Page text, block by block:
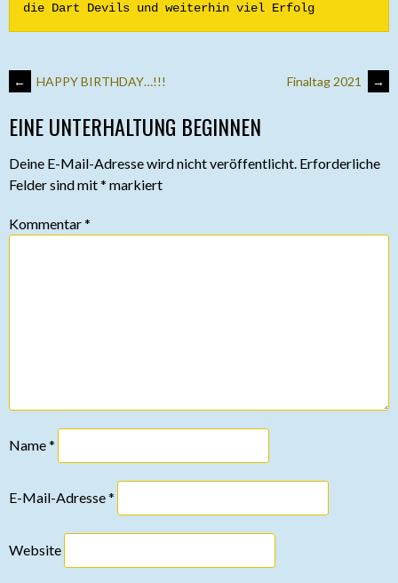
die Dart Devils und weiterhin viel Erfolg
ARTIKEL-
NAVIGATION
← HAPPY BIRTHDAY…!!! Finaltag 2021 →
EINE UNTERHALTUNG BEGINNEN
Deine E-Mail-Adresse wird nicht veröffentlicht. Erforderliche
Felder sind mit* markiert
Kommentar*
Name*
E-Mail-Adresse*
Website